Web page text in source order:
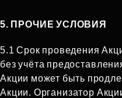
5. ПРОЧИЕ УСЛОВИЯ
5.1 Срок проведения
без учёта
Акции может быть
Акции. Организатор